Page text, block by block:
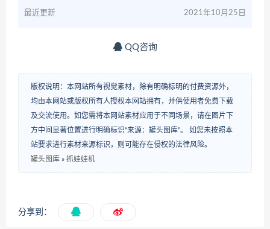
最近更新 2021年10月25日
QQ咨询
版权说明：本网站所有视觉素材，除有明确标明的付费资源外，
均由本网站或版权所有人授权本网站拥有，并供使用者免费下载
及交流使用。如您需将本网站素材应用于不同场景，请在图片下
方中间显著位置进行明确标识“来源：罐头图库”。 如您未按照本
站要求进行素材来源标识，则可能存在侵权的法律风险。
罐头图库 » 抓娃娃机
分享到：